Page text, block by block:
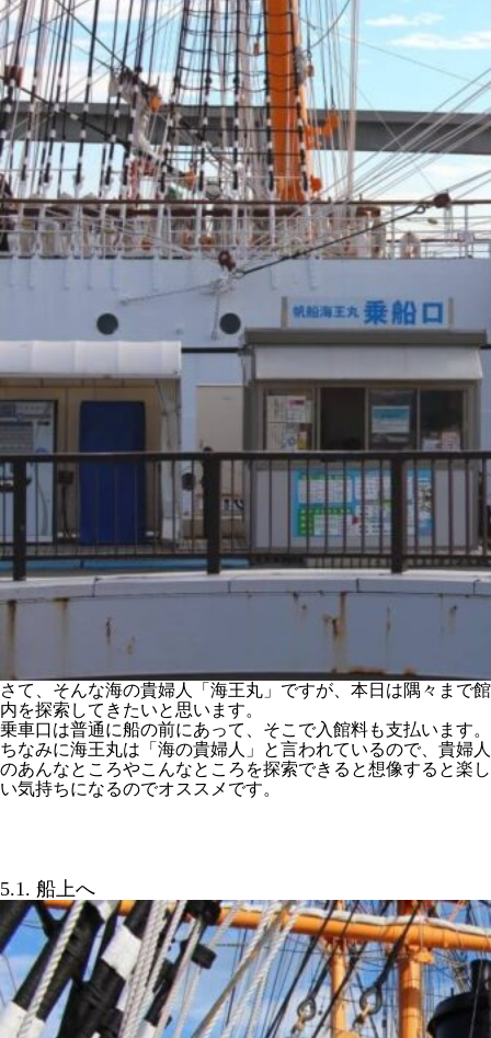
さて、そんな海の貴婦人「海王丸」ですが、本日は隅々まで館
内を探索してきたいと思います。
乗車口は普通に船の前にあって、そこで入館料も支払います。
ちなみに海王丸は「海の貴婦人」と言われているので、貴婦人
のあんなところやこんなところを探索できると想像すると楽し
い気持ちになるのでオススメです。
5.1. 船上へ